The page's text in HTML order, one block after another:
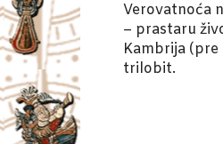
Verovatnoća
– prastaru
Kambrija (pre
trilobit.